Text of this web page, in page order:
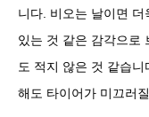
니다. 비오는 날이면
있는 것 같은 감각으로
도 적지 않은 것 같습
해도 타이어가 미끄러